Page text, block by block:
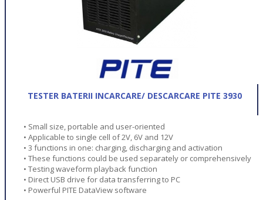
TESTER BATERII INCARCARE/ DESCARCARE PITE 3930
• Small size, portable and user-oriented
• Applicable to single cell of 2V, 6V and 12V
• 3 functions in one: charging, discharging and activation
• These functions could be used separately or comprehensively
• Testing waveform playback function
• Direct USB drive for data transferring to PC
• Powerful PITE DataView software